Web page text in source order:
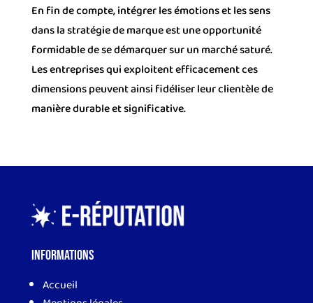
En fin de compte, intégrer les émotions et les sens
dans la stratégie de marque est une opportunité
formidable de se démarquer sur un marché saturé.
Les entreprises qui exploitent efficacement ces
dimensions peuvent ainsi fidéliser leur clientèle de
manière durable et significative.
Informations
Accueil